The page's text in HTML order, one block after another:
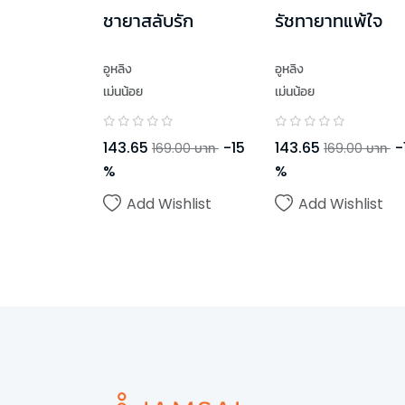
ชายาสลับรัก
อูหลิง
เม่นน้อย
143.65 169.00 บาท -15
%
Add Wishlist
รัชทายาทแพ้ใจ
อูหลิง
เม่นน้อย
143.65 169.00 บาท -
%
Add Wishlist